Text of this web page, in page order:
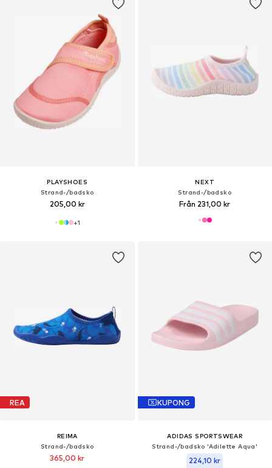
PLAYSHOES
Strand-/badsko
205,00 kr
+1
NEXT
Strand-/badsko
Från 231,00 kr
REA
REIMA
Strand-/badsko
365,00 kr
KUPONG
ADIDAS SPORTSWEAR
Strand-/badsko 'Adilette Aqua'
224,10 kr